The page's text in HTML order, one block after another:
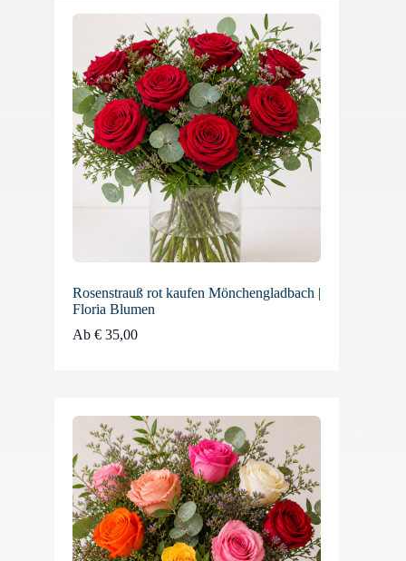
Rosenstrauß rot kaufen Mönchengladbach |
Floria Blumen
Ab € 35,00